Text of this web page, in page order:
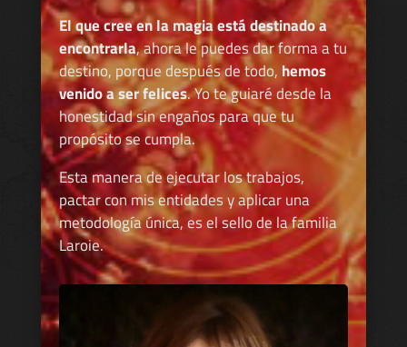
El que cree en la magia está destinado a
encontrarla, ahora le puedes dar forma a tu
destino, porque después de todo, hemos
venido a ser felices. Yo te guiaré desde la
honestidad sin engaños para que tu
propósito se cumpla.
Esta manera de ejecutar los trabajos,
pactar con mis entidades y aplicar una
metodología única, es el sello de la familia
Laroie.